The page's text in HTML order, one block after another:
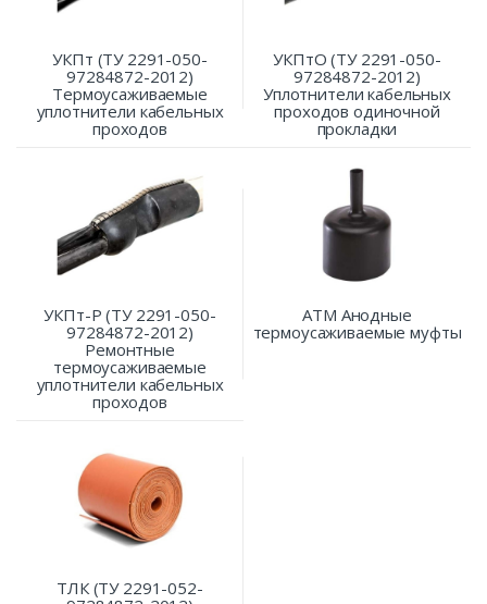
УКПт (ТУ 2291-050-
97284872-2012)
Термоусаживаемые
уплотнители кабельных
проходов
УКПтО (ТУ 2291-050-
97284872-2012)
Уплотнители кабельных
проходов одиночной
прокладки
УКПт-Р (ТУ 2291-050-
97284872-2012)
Ремонтные
термоусаживаемые
уплотнители кабельных
проходов
АТМ Анодные
термоусаживаемые муфты
ТЛК (ТУ 2291-052-